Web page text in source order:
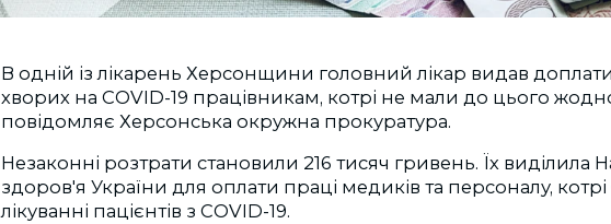
В одній із лікарень Херсонщини головний лікар видав доплати
хворих на COVID-19 працівникам, котрі не мали до цього
повідомляє Херсонська окружна прокуратура.
Незаконні розтрати становили 216 тисяч гривень. Їх виділила
здоров'я України для оплати праці медиків та персоналу, котрі
лікуванні пацієнтів з COVID-19.